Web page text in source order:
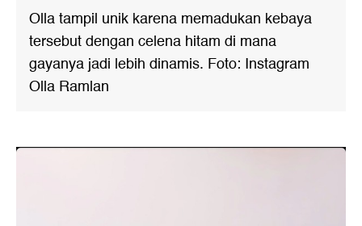
Olla tampil unik karena memadukan kebaya
tersebut dengan celena hitam di mana
gayanya jadi lebih dinamis. Foto: Instagram
Olla Ramlan